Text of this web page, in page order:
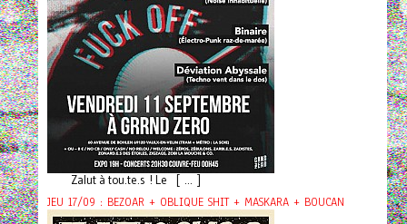
Zalut à tou.te.s ! Le [ ... ]
JEU 17/09 : BEZOAR + OBLIQUE SHIT + MASKARA + BOUCAN